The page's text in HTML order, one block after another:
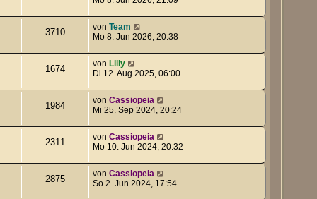
3710 von Team
Mo 8. Jun 2026, 20:38
1674 von Lilly
Di 12. Aug 2025, 06:00
1984 von Cassiopeia
Mi 25. Sep 2024, 20:24
2311 von Cassiopeia
Mo 10. Jun 2024, 20:32
2875 von Cassiopeia
So 2. Jun 2024, 17:54